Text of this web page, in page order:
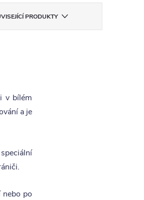
PRODUKTY
v bílém
a je
po